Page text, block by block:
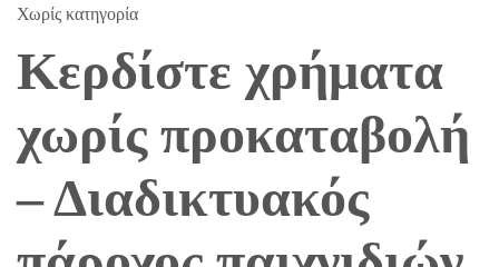
Χωρίς κατηγορία
Κερδίστε χρήματα
χωρίς προκαταβολή
– Διαδικτυακός